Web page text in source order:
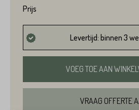
Prijs
Levertijd: binnen 3
VOEG TOE AAN
VRAAG OFFERTE
Emailadres*